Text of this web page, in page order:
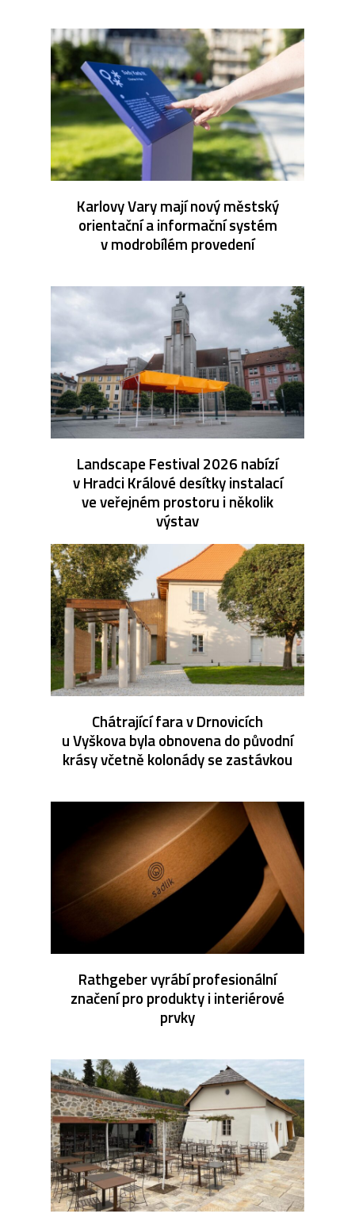
Karlovy Vary mají nový městský
orientační a informační systém
v modrobílém provedení
Landscape Festival 2026 nabízí
v Hradci Králové desítky instalací
ve veřejném prostoru i několik
výstav
Chátrající fara v Drnovicích
u Vyškova byla obnovena do původní
krásy včetně kolonády se zastávkou
Rathgeber vyrábí profesionální
značení pro produkty i interiérové
prvky